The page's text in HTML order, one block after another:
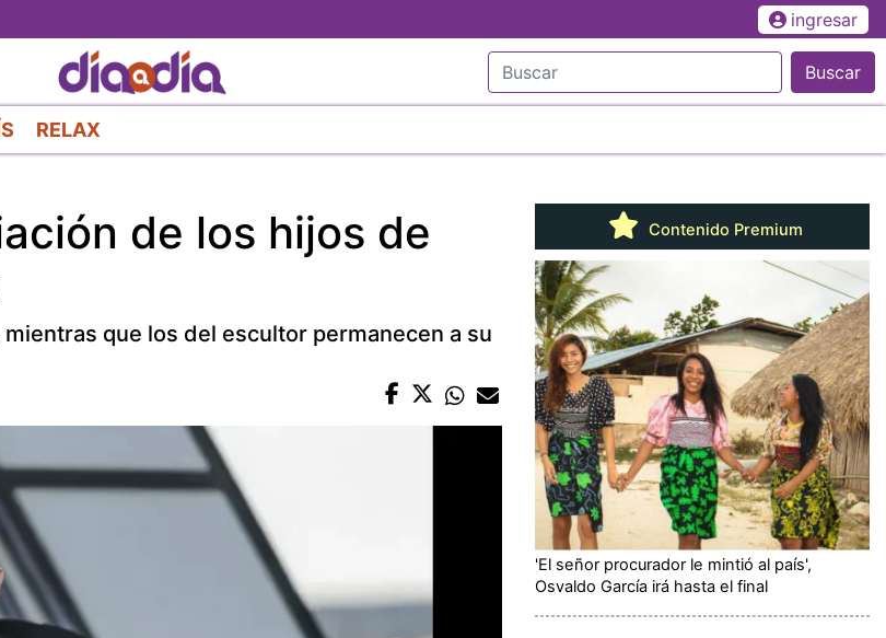
al
contenido
principal
ingresar
Buscar
RELAX
de los hijos de
que los del escultor permanecen a su
Contenido Premium
'El señor procurador le mintió al país',
Osvaldo García irá hasta el final